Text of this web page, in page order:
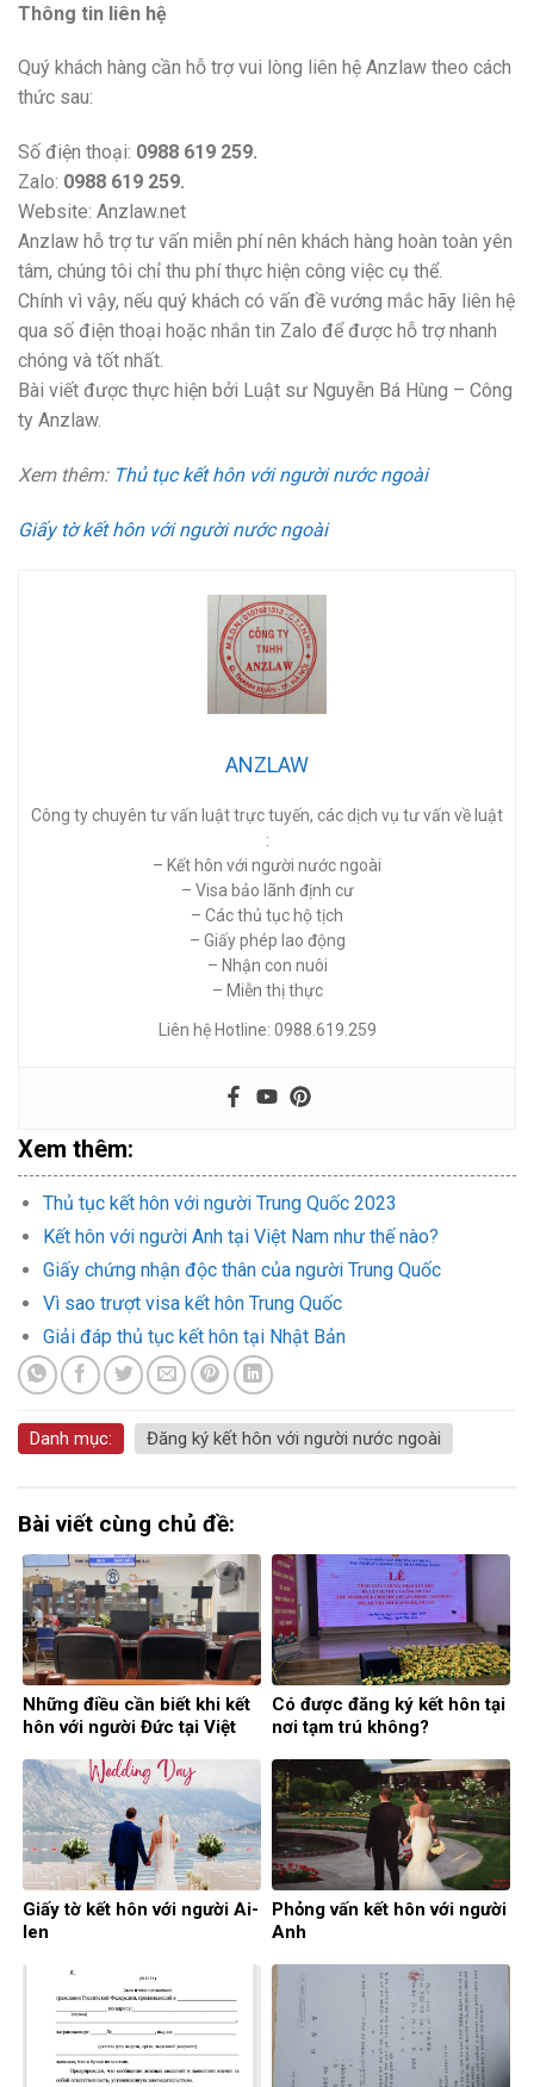
Thông tin liên hệ
Quý khách hàng cần hỗ trợ vui lòng liên hệ Anzlaw theo cách
thức sau:
Số điện thoại: 0988 619 259.
Zalo: 0988 619 259.
Website: Anzlaw.net
Anzlaw hỗ trợ tư vấn miễn phí nên khách hàng hoàn toàn yên
tâm, chúng tôi chỉ thu phí thực hiện công việc cụ thể.
Chính vì vậy, nếu quý khách có vấn đề vướng mắc hãy liên hệ
qua số điện thoại hoặc nhắn tin Zalo để được hỗ trợ nhanh
chóng và tốt nhất.
Bài viết được thực hiện bởi Luật sư Nguyễn Bá Hùng – Công
ty Anzlaw.
Xem thêm: Thủ tục kết hôn với người nước ngoài
Giấy tờ kết hôn với người nước ngoài
ANZLAW
Công ty chuyên tư vấn luật trực tuyến, các dịch vụ tư vấn về luật
:
– Kết hôn với người nước ngoài
– Visa bảo lãnh định cư
– Các thủ tục hộ tịch
– Giấy phép lao động
– Nhận con nuôi
– Miễn thị thực
Liên hệ Hotline: 0988.619.259
Xem thêm:
Thủ tục kết hôn với người Trung Quốc 2023
Kết hôn với người Anh tại Việt Nam như thế nào?
Giấy chứng nhận độc thân của người Trung Quốc
Vì sao trượt visa kết hôn Trung Quốc
Giải đáp thủ tục kết hôn tại Nhật Bản
Danh mục: Đăng ký kết hôn với người nước ngoài
Bài viết cùng chủ đề:
Những điều cần biết khi kết
hôn với người Đức tại Việt
Có được đăng ký kết hôn tại
nơi tạm trú không?
Giấy tờ kết hôn với người Ai-
len
Phỏng vấn kết hôn với người
Anh